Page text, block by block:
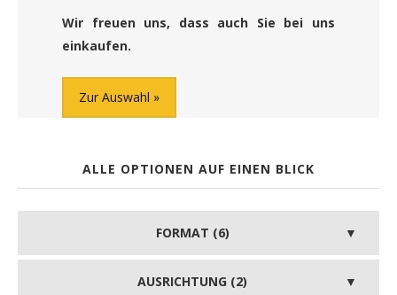
Wir freuen uns, dass auch Sie bei uns
einkaufen.
Zur Auswahl
ALLE OPTIONEN AUF EINEN BLICK
FORMAT (6)
AUSRICHTUNG (2)